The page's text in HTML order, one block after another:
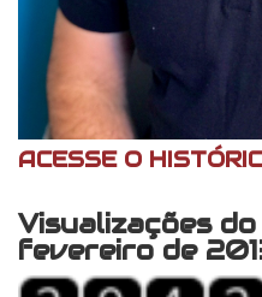
ACESSE O
Visualizações
fevereiro de